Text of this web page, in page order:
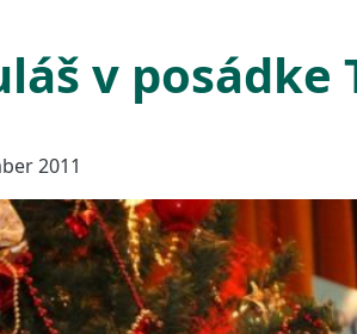
stránkyv posádke
2011